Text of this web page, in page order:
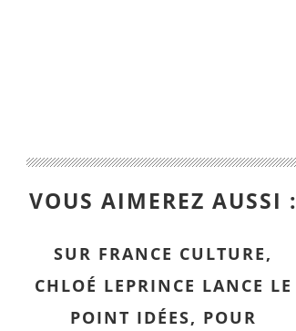
VOUS AIMEREZ AUSSI :
SUR FRANCE CULTURE,
CHLOÉ LEPRINCE LANCE LE
POINT IDÉES, POUR